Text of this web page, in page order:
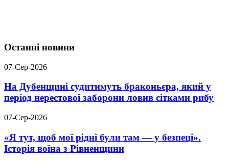
Останні новини
07-Сер-2026
На Дубенщині судитимуть браконьєра, який у
період нерестової заборони ловив сітками рибу
07-Сер-2026
«Я тут, щоб мої рідні були там — у безпеці».
Історія воїна з Рівненщини